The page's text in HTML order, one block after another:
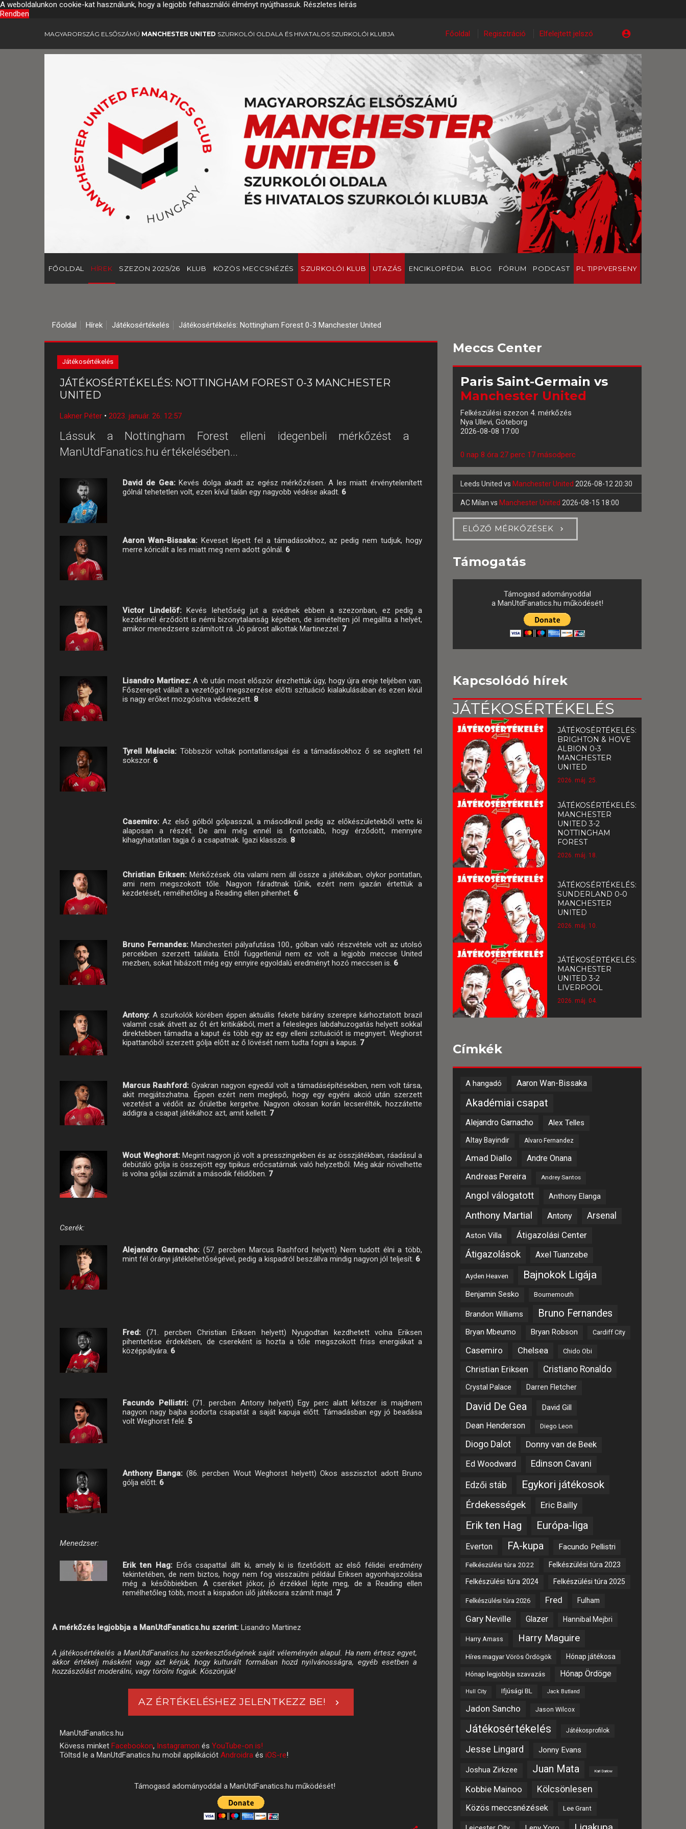
A weboldalunkon cookie-kat használunk, hogy a legjobb felhasználói élményt nyújthassuk. Részletes leírás
Rendben
MAGYARORSZÁG ELSŐSZÁMÚ MANCHESTER UNITED SZURKOLÓI OLDALA ÉS HIVATALOS SZURKOLÓI KLUBJA Főoldal Regisztráció Elfelejtett jelszó
FŐOLDAL HÍREK SZEZON 2025/26 KLUB KÖZÖS MECCSNÉZÉS SZURKOLÓI KLUB UTAZÁS ENCIKLOPÉDIA BLOG FÓRUM PODCAST PL TIPPVERSENY
Főoldal Hírek Játékosértékelés Játékosértékelés: Nottingham Forest 0-3 Manchester United
Játékosértékelés
JÁTÉKOSÉRTÉKELÉS: NOTTINGHAM FOREST 0-3 MANCHESTER
UNITED
Lakner Péter • 2023. január. 26. 12:57
Lássuk a Nottingham Forest elleni idegenbeli mérkőzést a
ManUtdFanatics.hu értékelésében...
David de Gea:Kevés dolga akadt az egész mérkőzésen. A les miatt érvénytelenített
gólnál tehetetlen volt, ezen kívül talán egy nagyobb védése akadt. 6
Aaron Wan-Bissaka:Keveset lépett fel a támadásokhoz, az pedig nem tudjuk, hogy
merre kóricált a les miatt meg nem adott gólnál. 6
Victor Lindelöf: Kevés lehetőség jut a svédnek ebben a szezonban, ez pedig a
kezdésnél érződött is némi bizonytalanság képében, de ismételten jól megállta a helyét,
amikor menedzsere számított rá. Jó párost alkottak Martinezzel. 7
Lisandro Martinez:A vb után most először érezhettük úgy, hogy újra ereje teljében van.
Főszerepet vállalt a vezetőgól megszerzése előtti szituáció kialakulásában és ezen kívül
is nagy erőket mozgósítva védekezett. 8
Tyrell Malacia: Többször voltak pontatlanságai és a támadásokhoz ő se segített fel
sokszor. 6
Casemiro:Az első gólból gólpasszal, a másodiknál pedig az előkészületekből vette ki
alaposan a részét. De ami még ennél is fontosabb, hogy érződött, mennyire
kihagyhatatlan tagja ő a csapatnak. Igazi klasszis. 8
Christian Eriksen:Mérkőzések óta valami nem áll össze a játékában, olykor pontatlan,
ami nem megszokott tőle. Nagyon fáradtnak tűnik, ezért nem igazán értettük a
kezdetését, remélhetőleg a Reading ellen pihenhet. 6
Bruno Fernandes: Manchesteri pályafutása 100., gólban való részvétele volt az utolsó
percekben szerzett találata. Ettől függetlenül nem ez volt a legjobb meccse United
mezben, sokat hibázott még egy ennyire egyoldalú eredményt hozó meccsen is. 6
Antony: A szurkolók körében éppen aktuális fekete bárány szerepre kárhoztatott brazil
valamit csak átvett az őt ért kritikákból, mert a felesleges labdahuzogatás helyett sokkal
direktebben támadta a kaput és több egy az egy elleni szituációt is megnyert. Weghorst
kipattanóból szerzett gólja előtt az ő lövését nem tudta fogni a kapus. 7
Marcus Rashford:Gyakran nagyon egyedül volt a támadásépítésekben, nem volt társa,
akit megjátszhatna. Éppen ezért nem meglepő, hogy egy egyéni akció után szerzett
vezetést a védőit az őrületbe kergetve. Nagyon okosan korán lecserélték, hozzátette
addigra a csapat játékához azt, amit kellett. 7
Wout Weghorst: Megint nagyon jó volt a presszingekben és az összjátékban, ráadásul a
debütáló gólja is összejött egy tipikus erőcsatárnak való helyzetből. Még akár növelhette
is volna góljai számát a második félidőben. 7
Cserék:
Alejandro Garnacho: (57. percben Marcus Rashford helyett) Nem tudott élni a több,
mint fél órányi játéklehetőségével, pedig a kispadról beszállva mindig nagyon jól teljesít. 6
Fred:(71. percben Christian Eriksen helyett) Nyugodtan kezdhetett volna Eriksen
pihentetése érdekében, de csereként is hozta a tőle megszokott friss energiákat a
középpályára. 6
Facundo Pellistri: (71. percben Antony helyett) Egy perc alatt kétszer is majdnem
nagyon nagy bajba sodorta csapatát a saját kapuja előtt. Támadásban egy jó beadása
volt Weghorst felé. 5
Anthony Elanga:(86. percben Wout Weghorst helyett) Okos asszisztot adott Bruno
gólja előtt. 6
Menedzser:
Erik ten Hag: Erős csapattal állt ki, amely ki is fizetődött az első félidei eredmény
tekintetében, de nem biztos, hogy nem fog visszaütni például Eriksen agyonhajszolása
még a későbbiekben. A cseréket jókor, jó érzékkel lépte meg, de a Reading ellen
remélhetőleg több, most a kispadon ülő játékosra számít majd. 7
A mérkőzés legjobbja a ManUtdFanatics.hu szerint: Lisandro Martinez
A játékosértékelés a ManUtdFanatics.hu szerkesztőségének saját véleményén alapul. Ha nem értesz egyet,
akkor értékelj másként vagy azt kérjük, hogy kulturált formában hozd nyilvánosságra, egyéb esetben a
hozzászólást moderálni, vagy törölni fogjuk. Köszönjük!
AZ ÉRTÉKELÉSHEZ JELENTKEZZ BE!
ManUtdFanatics.hu
Kövess minket Facebookon, Instagramon és YouTube-on is!
Töltsd le a ManUtdFanatics.hu mobil applikációt Androidra és iOS-re!
Támogasd adományoddal a ManUtdFanatics.hu működését!
Meccs Center
Paris Saint-Germain vs
Manchester United
Felkészülési szezon 4. mérkőzés
Nya Ullevi, Göteborg
2026-08-08 17:00
0 nap 8 óra 27 perc 16 másodperc
Leeds United vs Manchester United 2026-08-12 20:30
AC Milan vs Manchester United 2026-08-15 18:00
ELŐZŐ MÉRKŐZÉSEK
Támogatás
Támogasd adományoddal
a ManUtdFanatics.hu működését!
Kapcsolódó hírek
JÁTÉKOSÉRTÉKELÉS
JÁTÉKOSÉRTÉKELÉS:
BRIGHTON & HOVE
ALBION 0-3
MANCHESTER
UNITED
2026. máj. 25.
JÁTÉKOSÉRTÉKELÉS:
MANCHESTER
UNITED 3-2
NOTTINGHAM
FOREST
2026. máj. 18.
JÁTÉKOSÉRTÉKELÉS:
SUNDERLAND 0-0
MANCHESTER
UNITED
2026. máj. 10.
JÁTÉKOSÉRTÉKELÉS:
MANCHESTER
UNITED 3-2
LIVERPOOL
2026. máj. 04.
Címkék
A hangadó Aaron Wan-Bissaka
Akadémiai csapat
Alejandro Garnacho Alex Telles
Altay Bayindir Alvaro Fernandez
Amad Diallo
Andre Onana
Andreas Pereira
Andrey Santos
Angol válogatott Anthony Elanga
Anthony Martial Antony Arsenal
Aston Villa Átigazolási Center
Átigazolások Axel Tuanzebe
Ayden Heaven Bajnokok Ligája
Benjamin Sesko Bournemouth
Brandon Williams Bruno Fernandes
Bryan Mbeumo Bryan Robson Cardiff City
Casemiro Chelsea Chido Obi
Christian Eriksen Cristiano Ronaldo
Crystal Palace Darren Fletcher
David De Gea David Gill
Dean Henderson Diego Leon
Diogo Dalot
Donny van de Beek
Ed Woodward
Edinson Cavani
Edzői stáb Egykori játékosok
Érdekességek Eric Bailly
Erik ten Hag Európa-liga
Everton FA-kupa Facundo Pellistri
Felkészülési túra 2022 Felkészülési túra 2023
Felkészülési túra 2024 Felkészülési túra 2025
Felkészülési túra 2026 Fred Fulham
Gary Neville Glazer Hannibal Mejbri
Harry Amass Harry Maguire
Híres magyar Vörös Ördögök Hónap játékosa
Hónap legjobbja szavazás Hónap Ördöge
Hull City Ifjúsági BL Jack Butland
Jadon Sancho Jason Wilcox
Játékosértékelés Játékosprofilok
Jesse Lingard Jonny Evans
Joshua Zirkzee Juan Mata Karl Darlow
Kobbie Mainoo Kölcsönlesen
Közös meccsnézések Lee Grant